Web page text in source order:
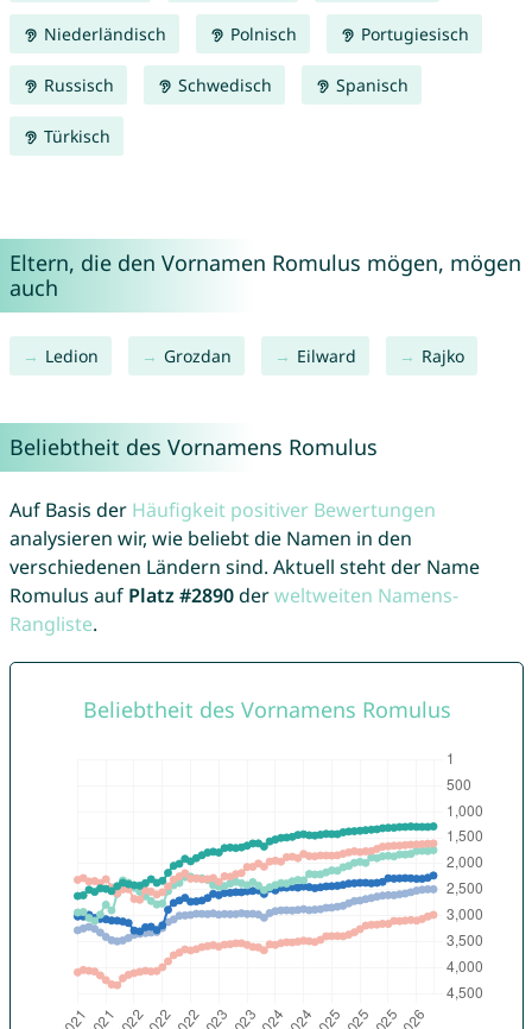
Niederländisch Polnisch Portugiesisch
Russisch Schwedisch Spanisch
Türkisch
Eltern, die den Vornamen Romulus mögen, mögen
auch
Ledion Grozdan Eilward Rajko
Beliebtheit des Vornamens Romulus
Auf Basis der Häufigkeit positiver Bewertungen
analysieren wir, wie beliebt die Namen in den
verschiedenen Ländern sind. Aktuell steht der Name
Romulus auf Platz #2890derweltweiten Namens-
Rangliste.